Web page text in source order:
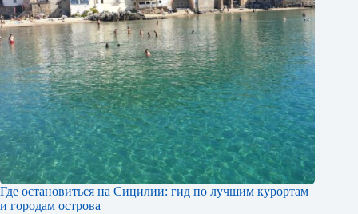
Где остановиться на Сицилии: гид по лучшим курортам
и городам острова